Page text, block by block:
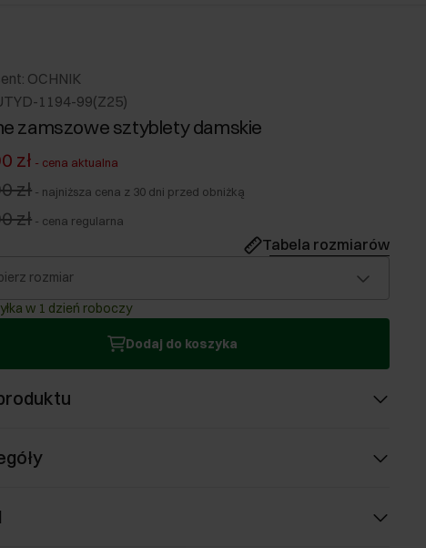
OCHNIK
1194-99(Z25)
zamszowe sztyblety damskie
zł - cena aktualna
zł - najniższa cena z 30 dni przed obniżką
zł - cena regularna
Tabela rozmiarów
rozmiar
w 1 dzień roboczy
Dodaj do koszyka